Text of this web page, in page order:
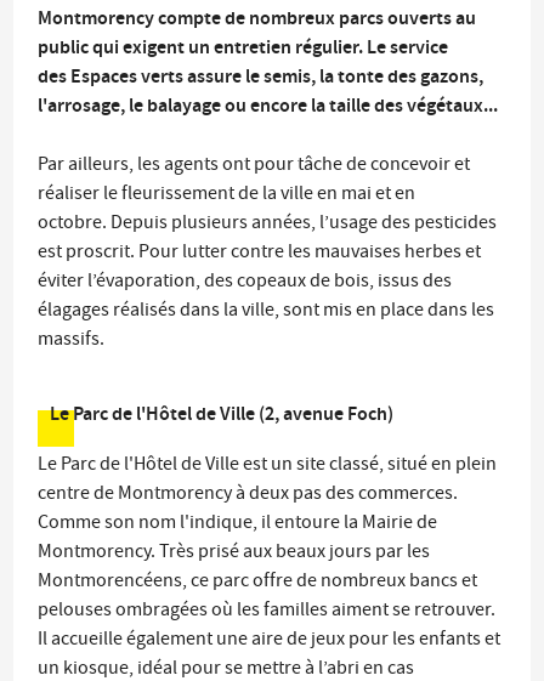
Montmorency compte de nombreux parcs ouverts au
public qui exigent un entretien régulier. Le service
des Espaces verts assure le semis, la tonte des gazons,
l'arrosage, le balayage ou encore la taille des végétaux...
Par ailleurs, les agents ont pour tâche de concevoir et
réaliser le fleurissement de la ville en mai et en
octobre. Depuis plusieurs années, l’usage des pesticides
est proscrit. Pour lutter contre les mauvaises herbes et
éviter l’évaporation, des copeaux de bois, issus des
élagages réalisés dans la ville, sont mis en place dans les
massifs.
Le Parc de l'Hôtel de Ville (2, avenue Foch)
Le Parc de l'Hôtel de Ville est un site classé, situé en plein
centre de Montmorency à deux pas des commerces.
Comme son nom l'indique, il entoure la Mairie de
Montmorency. Très prisé aux beaux jours par les
Montmorencéens, ce parc offre de nombreux bancs et
pelouses ombragées où les familles aiment se retrouver.
Il accueille également une aire de jeux pour les enfants et
un kiosque, idéal pour se mettre à l’abri en cas